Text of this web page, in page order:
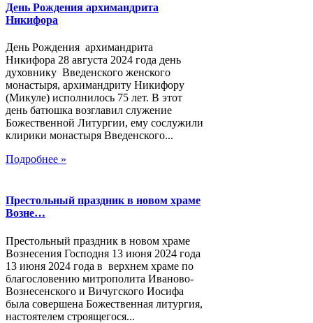
День Рождения архимандрита
Никифора
День Рождения архимандрита
Никифора 28 августа 2024 года день
духовнику Введенского женского
монастыря, архимандриту Никифору
(Микуле) исполнилось 75 лет. В этот
день батюшка возглавил служение
Божественной Литургии, ему сослужили
клирики монастыря Введенского...
Подробнее »
Престольный праздник в новом храме
Возне…
Престольный праздник в новом храме
Вознесения Господня 13 июня 2024 года
13 июня 2024 года в верхнем храме по
благословению митрополита Иваново-
Вознесенского и Вичугского Иосифа
была совершена Божественная литургия,
настоятелем строящегося...